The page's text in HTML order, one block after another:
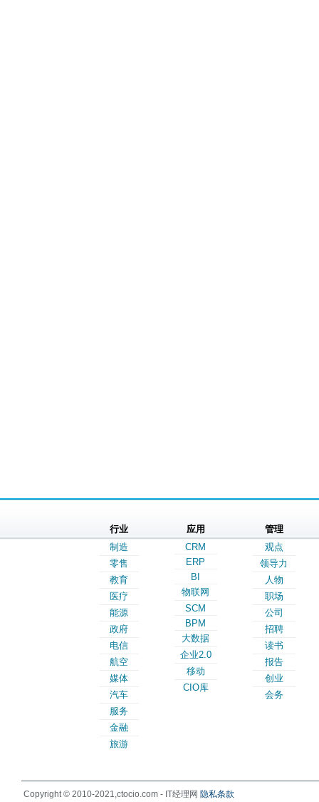
行业
制造
零售
教育
医疗
能源
政府
电信
航空
媒体
汽车
服务
金融
旅游
应用
CRM
ERP
BI
物联网
SCM
BPM
大数据
企业2.0
移动
CIO库
管理
观点
领导力
人物
职场
公司
招聘
读书
报告
创业
会务
Copyright © 2010-2021,ctocio.com - IT经理网 隐私条款